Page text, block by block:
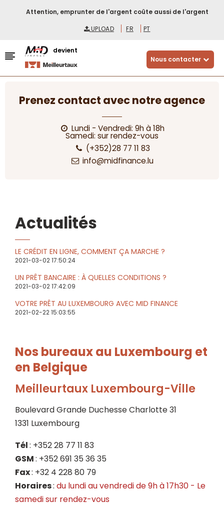
Attention, emprunter de l'argent coûte aussi de l'argent
UPLOAD
FR PT
devient
Nous contacter
Prenez contact avec notre agence
Lundi - Vendredi: 9h à 18h
Samedi: sur rendez-vous
(+352)28 77 11 83
info@midfinance.lu
Actualités
LE CRÉDIT EN LIGNE, COMMENT ÇA MARCHE ?
2021-03-02 17:50:24
UN PRÊT BANCAIRE : À QUELLES CONDITIONS ?
2021-03-02 17:42:09
VOTRE PRÊT AU LUXEMBOURG AVEC MID FINANCE
2021-02-22 15:03:55
Nos bureaux au Luxembourg et
en Belgique
Meilleurtaux Luxembourg-Ville
Boulevard Grande Duchesse Charlotte 31
1331 Luxembourg
Tél: +352 28 77 11 83
GSM: +352 691 35 36 35
Fax: +32 4 228 80 79
Horaires: du lundi au vendredi de 9h à 17h30 - Le
samedisur rendez-vous